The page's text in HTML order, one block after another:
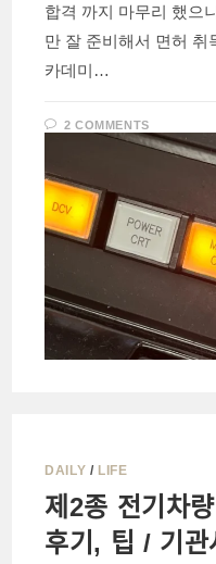
합격 까지 마무리 했으
만 잘 준비해서 면허 취
카데미…
2 COMMENTS
DAILY / LIFE
제2종 전기차량
후기, 팁 /